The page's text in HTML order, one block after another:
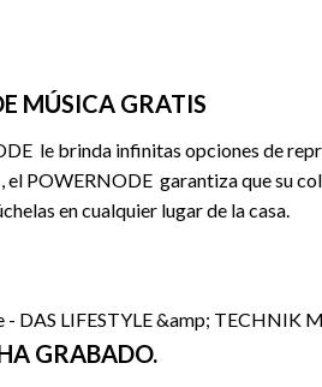
MÚSICA GRATIS
le brinda infinitas opciones de
POWERNODE garantiza que su
en cualquier lugar de la casa.
GRABADO.